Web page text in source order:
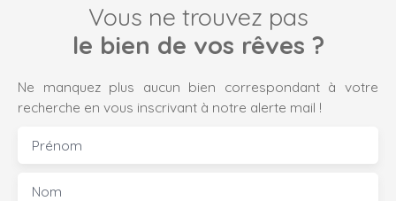
Vous ne trouvez pas
le bien de vos rêves ?
Ne manquez plus aucun bien correspondant à votre
recherche en vous inscrivant à notre alerte mail !
Prénom
Nom